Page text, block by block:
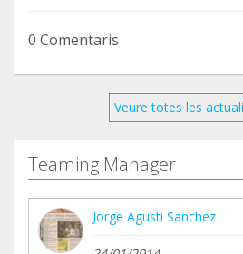
Como en los anteriores
compartir experiencias e
"desvirtualizarnos", ponernos
sin distancias, y nuestros
excelente oportunidad de
lúdica con otros niños y niñas
0 Comentaris
Veure totes les
Teaming Manager
Jorge Agusti Sanchez